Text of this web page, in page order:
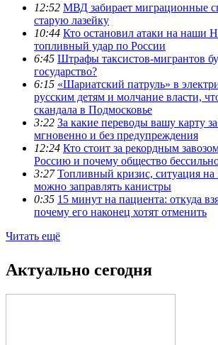
12:52 МВД забирает миграционные
старую лазейку
10:44 Кто остановил атаки на наши
топливный удар по России
6:45 Штрафы таксистов-мигрантов
государство?
6:15 «Шариатский патруль» в
русским детям и молчание власти,
скандала в Подмосковье
3:22 За какие переводы вашу карту
мгновенно и без предупреждения
12:24 Кто стоит за рекордным
Россию и почему общество
3:27 Топливный кризис, ситуация на
можно заправлять канистры
0:35 15 минут на пациента: откуда
почему его наконец хотят отменить
Читать ещё
Актуально сегодня